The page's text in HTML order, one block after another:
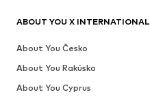
ABOUT YOU X INTERNATIONAL
About You Česko
About You Rakúsko
About You Cyprus